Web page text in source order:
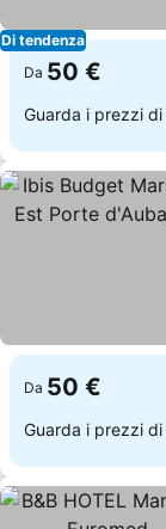
Di tendenza
Da 50 €
Guarda i prezzi di
Da 50 €
Guarda i prezzi di